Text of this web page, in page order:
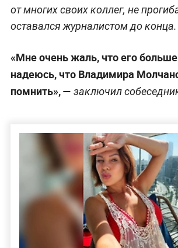
от многих своих коллег, не
оставался журналистом до конца.
«Мне очень жаль, что его больше
надеюсь, что Владимира
помнить», — заключил